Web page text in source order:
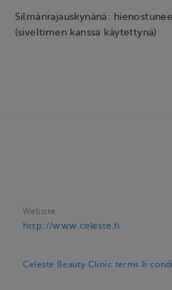
Silmänrajauskynänä:
(siveltimen kanssa käytettynä)
Website
http://www.celeste.fi
Celeste Beauty Clinic terms &